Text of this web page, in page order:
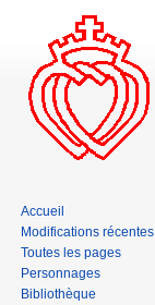
Accueil
Modifications récentes
Toutes les pages
Personnages
Bibliothèque